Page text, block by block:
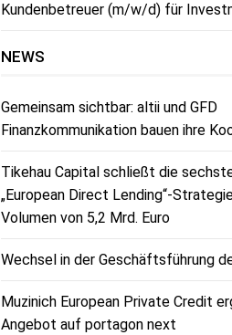
Kundenbetreuer (m/w/d) für
NEWS
Gemeinsam sichtbar: altii und GFD
Finanzkommunikation bauen ihre
Tikehau Capital schließt die
„European Direct Lending“-
Volumen von 5,2 Mrd. Euro
Wechsel in der Geschäftsführung
Muzinich European Private Credit
Angebot auf portagon next